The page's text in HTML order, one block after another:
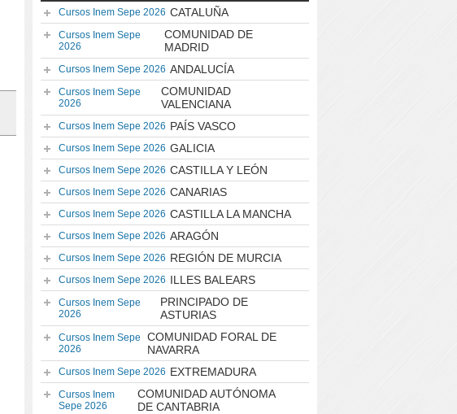
Cursos Inem Sepe 2026 CATALUÑA
Cursos Inem Sepe
2026
COMUNIDAD DE
MADRID
Cursos Inem Sepe 2026 ANDALUCÍA
Cursos Inem Sepe
2026
COMUNIDAD
VALENCIANA
Cursos Inem Sepe 2026 PAÍS VASCO
Cursos Inem Sepe 2026 GALICIA
Cursos Inem Sepe 2026 CASTILLA Y LEÓN
Cursos Inem Sepe 2026 CANARIAS
Cursos Inem Sepe 2026 CASTILLA LA MANCHA
Cursos Inem Sepe 2026 ARAGÓN
Cursos Inem Sepe 2026 REGIÓN DE MURCIA
Cursos Inem Sepe 2026 ILLES BALEARS
Cursos Inem Sepe
2026
PRINCIPADO DE
ASTURIAS
Cursos Inem Sepe
2026
COMUNIDAD FORAL DE
NAVARRA
Cursos Inem Sepe 2026 EXTREMADURA
Cursos Inem
Sepe 2026
COMUNIDAD AUTÓNOMA
DE CANTABRIA